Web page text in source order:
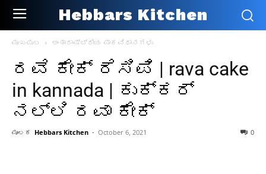
Hebbars Kitchen
ಮುಖಪುಟ ಅಂತಾರಾಷ್ಟ್ರೀಯ ಪಾಕವಿಧಾನಗಳು
ರವೆ ಕೇಕ್ ರೆಸಿಪಿ | rava cake
in kannada | ಕುಕ್ಕರ್
ನಲ್ಲಿ ರವಾ ಕೇಕ್
ಮೂಲಕ Hebbars Kitchen - October 6, 2021 0